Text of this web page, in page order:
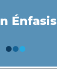
Énfasis